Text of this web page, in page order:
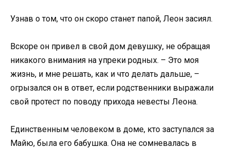
Узнав о том, что он скоро станет папой, Леон засиял.
Вскоре он привел в свой дом девушку, не обращая
никакого внимания на упреки родных. – Это моя
жизнь, и мне решать, как и что делать дальше, –
огрызался он в ответ, если родственники выражали
свой протест по поводу прихода невесты Леона.
Единственным человеком в доме, кто заступался за
Майю, была его бабушка. Она не сомневалась в